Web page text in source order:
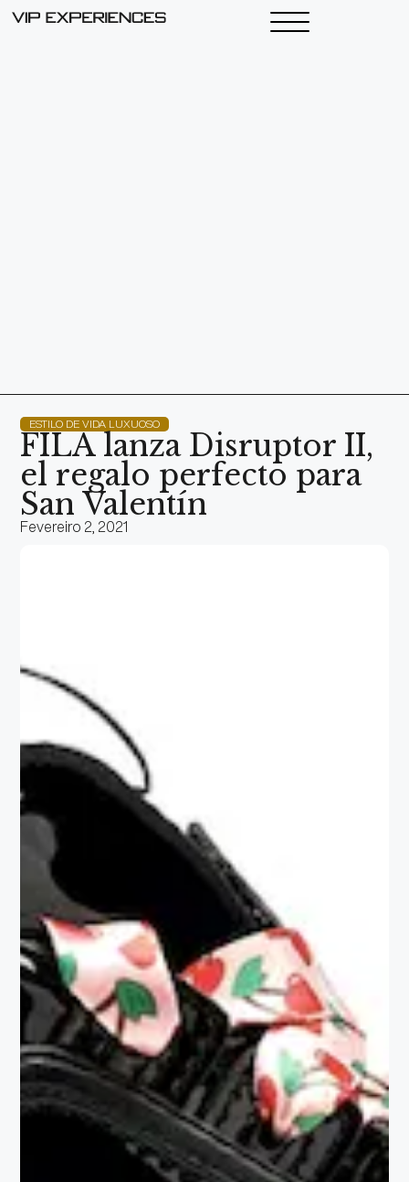
ESTILO DE VIDA LUXUOSO
FILA lanza Disruptor II,
el regalo perfecto para
San Valentín
Fevereiro 2, 2021